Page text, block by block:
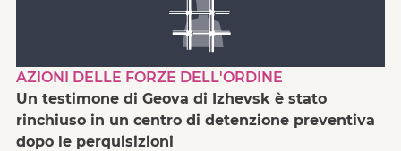
AZIONI DELLE FORZE DELL'ORDINE
Un testimone di Geova di Izhevsk è stato
rinchiuso in un centro di detenzione preventiva
dopo le perquisizioni